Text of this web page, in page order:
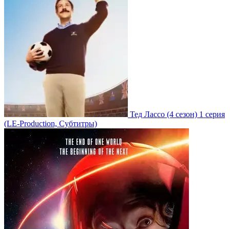
Тед Лассо (4 сезон) 1 серия
(LE-Production, Субтитры)